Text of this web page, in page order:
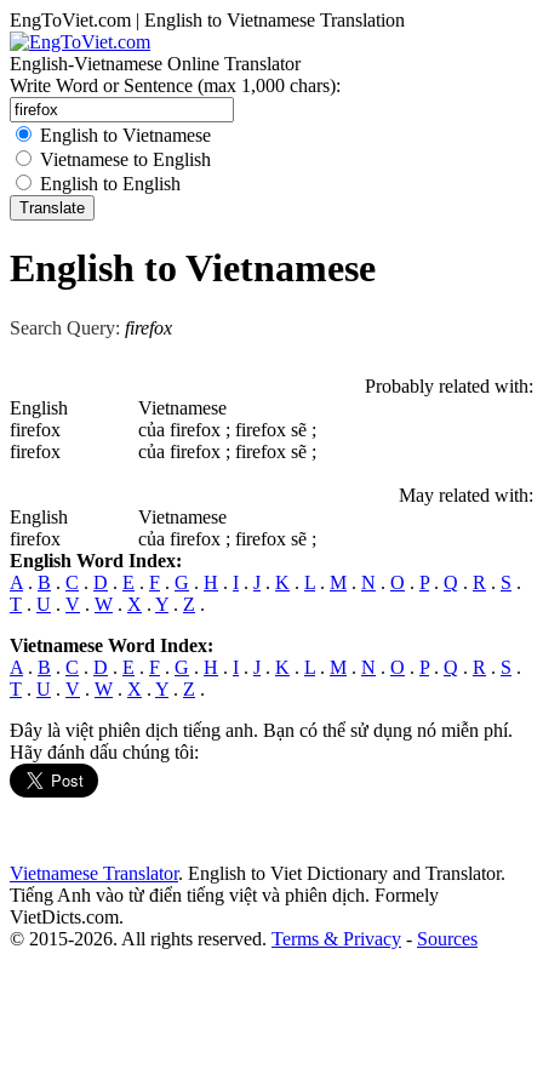
EngToViet.com | English to Vietnamese Translation
English-Vietnamese Online Translator
Write Word or Sentence (max 1,000 chars):
English to Vietnamese
Vietnamese to English
English to English
English to Vietnamese
Search Query: firefox
Probably related with:
English
Vietnamese
firefox
của firefox ; firefox sẽ ;
firefox
của firefox ; firefox sẽ ;
May related with:
English
Vietnamese
firefox
của firefox ; firefox sẽ ;
English Word Index:
A . B . C . D . E . F . G . H . I . J . K . L . M . N . O . P. Q . R . S .
T . U . V . W . X . Y . Z .
Vietnamese Word Index:
A . B . C . D . E . F . G . H . I . J . K . L . M . N . O . P. Q . R . S .
T . U . V . W . X . Y . Z .
Đây là việt phiên dịch tiếng anh. Bạn có thể sử dụng nó miễn phí.
Hãy đánh dấu chúng tôi:
Vietnamese Translator. English to Viet Dictionary and Translator.
Tiếng Anh vào từ điển tiếng việt và phiên dịch. Formely
VietDicts.com.
© 2015-2026. All rights reserved. Terms & Privacy - Sources